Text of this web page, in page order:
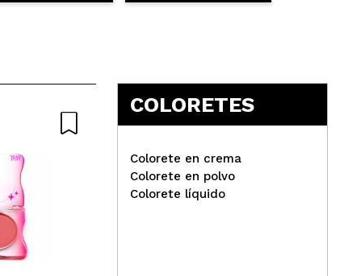
COLORETES
Colorete en crema
Colorete en polvo
Colorete líquido